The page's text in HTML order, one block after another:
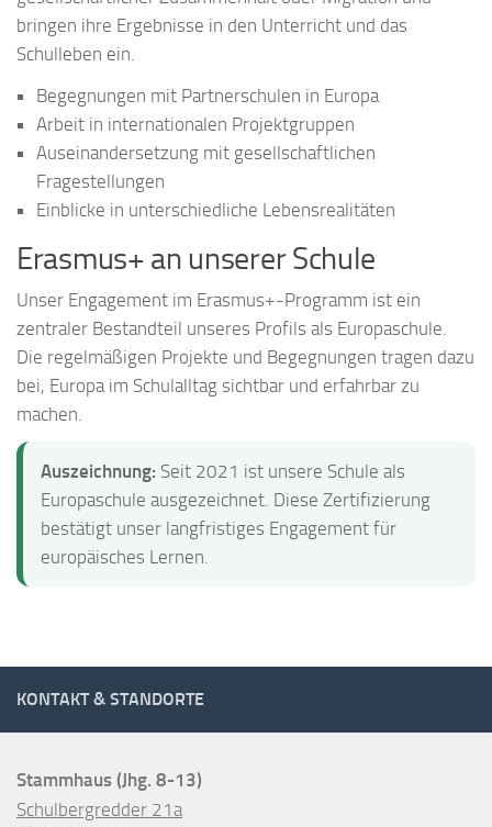
bringen ihre Ergebnisse in den Unterricht und das
Schulleben ein.
Begegnungen mit Partnerschulen in Europa
Arbeit in internationalen Projektgruppen
Auseinandersetzung mit gesellschaftlichen
Fragestellungen
Einblicke in unterschiedliche Lebensrealitäten
Erasmus+ an unserer Schule
Unser Engagement im Erasmus+-Programm ist ein
zentraler Bestandteil unseres Profils als Europaschule.
Die regelmäßigen Projekte und Begegnungen tragen dazu
bei, Europa im Schulalltag sichtbar und erfahrbar zu
machen.
Auszeichnung: Seit 2021 ist unsere Schule als
Europaschule ausgezeichnet. Diese Zertifizierung
bestätigt unser langfristiges Engagement für
europäisches Lernen.
KONTAKT & STANDORTE
Stammhaus (Jhg. 8-13)
Schulbergredder 21a